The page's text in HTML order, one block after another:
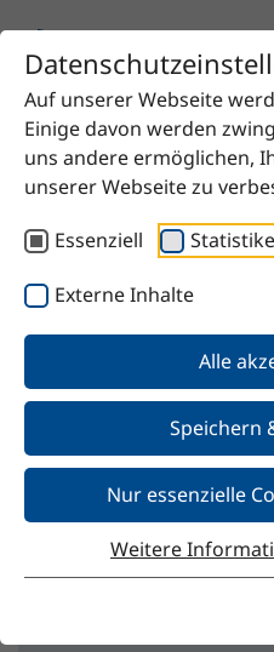
Auf unserer Webseite
Einige davon werden
uns andere ermöglichen,
unserer Webseite zu
Essenziell
Externe Inhalte
Alle
Speichern
Nur essenzielle
Weitere
Startseite Produkt
Merkmale